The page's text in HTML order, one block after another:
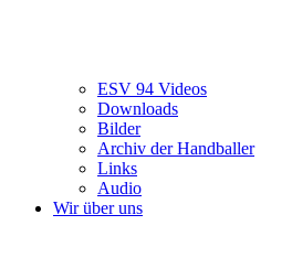
ESV 94 Videos
Downloads
Bilder
Archiv der Handballer
Links
Audio
Wir über uns